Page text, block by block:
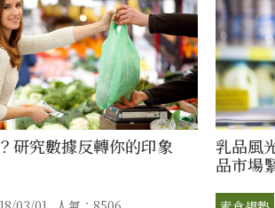
研究數據反轉你的印象
乳品風
品市場